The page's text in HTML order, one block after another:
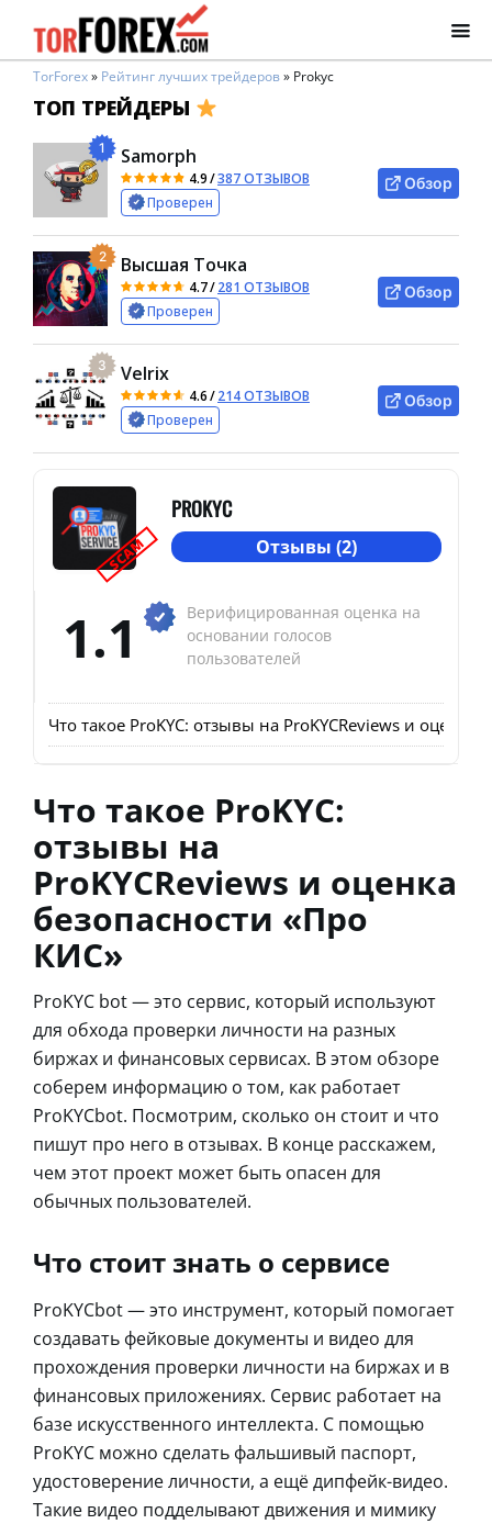
TorForex» Рейтинг лучших трейдеров» Prokyc
ТОП ТРЕЙДЕРЫ
1 Samorph
4.9/387 ОТЗЫВОВ
Проверен
Обзор
2 Высшая Точка
4.7/281 ОТЗЫВОВ
Проверен
Обзор
3 Velrix
4.6/214 ОТЗЫВОВ
Проверен
Обзор
SCAM
PROKYC
Отзывы (2)
1.1
Верифицированная оценка на
основании голосов
пользователей
Что такое ProKYC: отзывы на ProKYCReviews и оценка
Что такое ProKYC:
отзывы на
ProKYCReviews и оценка
безопасности «Про
КИС»
ProKYC bot — это сервис, который используют
для обхода проверки личности на разных
биржах и финансовых сервисах. В этом обзоре
соберем информацию о том, как работает
ProKYCbot. Посмотрим, сколько он стоит и что
пишут про него в отзывах. В конце расскажем,
чем этот проект может быть опасен для
обычных пользователей.
Что стоит знать о сервисе
ProKYCbot — это инструмент, который помогает
создавать фейковые документы и видео для
прохождения проверки личности на биржах и в
финансовых приложениях. Сервис работает на
базе искусственного интеллекта. С помощью
ProKYC можно сделать фальшивый паспорт,
удостоверение личности, а ещё дипфейк-видео.
Такие видео подделывают движения и мимику